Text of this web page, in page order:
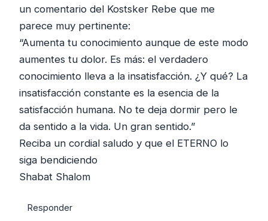
un comentario del Kostsker Rebe que me
parece muy pertinente:
“Aumenta tu conocimiento aunque de este modo
aumentes tu dolor. Es más: el verdadero
conocimiento lleva a la insatisfacción. ¿Y qué? La
insatisfacción constante es la esencia de la
satisfacción humana. No te deja dormir pero le
da sentido a la vida. Un gran sentido.”
Reciba un cordial saludo y que el ETERNO lo
siga bendiciendo
Shabat Shalom
Responder